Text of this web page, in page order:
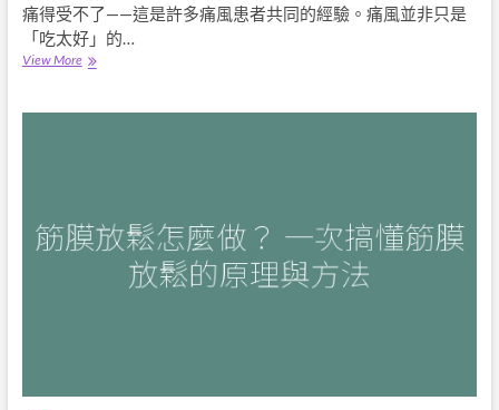
痛得受不了——這是許多痛風患者共同的經驗。痛風並非只是
「吃太好」的…
View More痛
食
禁
防